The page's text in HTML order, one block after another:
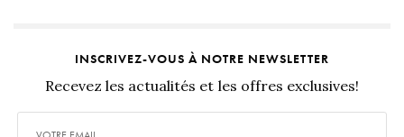
INSCRIVEZ-VOUS À NOTRE NEWSLETTER
Recevez les actualités et les offres exclusives!